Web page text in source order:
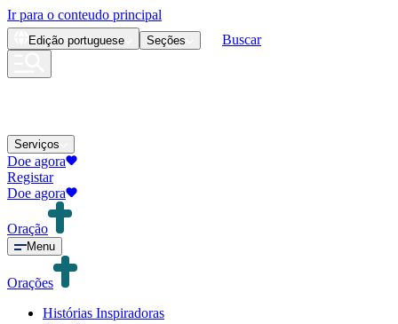
Ir para o conteudo principal
Edição portuguese Seções Buscar
Serviços
Doe agora
Registar
Doe agora
Oração
Menu
Orações
Histórias Inspiradoras